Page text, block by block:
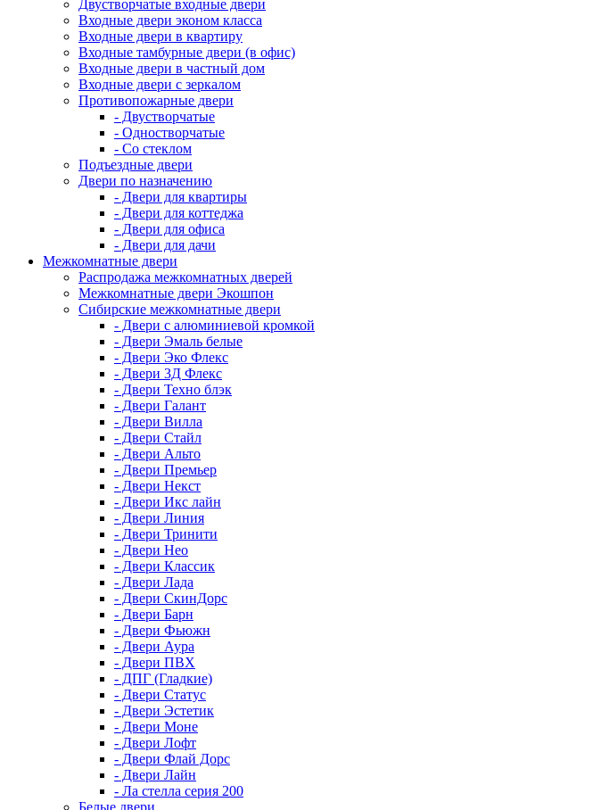
Двустворчатые входные двери
Входные двери эконом класса
Входные двери в квартиру
Входные тамбурные двери (в офис)
Входные двери в частный дом
Входные двери с зеркалом
Противопожарные двери
- Двустворчатые
- Одностворчатые
- Со стеклом
Подъездные двери
Двери по назначению
- Двери для квартиры
- Двери для коттеджа
- Двери для офиса
- Двери для дачи
Межкомнатные двери
Распродажа межкомнатных дверей
Межкомнатные двери Экошпон
Сибирские межкомнатные двери
- Двери с алюминиевой кромкой
- Двери Эмаль белые
- Двери Эко Флекс
- Двери 3Д Флекс
- Двери Техно блэк
- Двери Галант
- Двери Вилла
- Двери Стайл
- Двери Альто
- Двери Премьер
- Двери Некст
- Двери Икс лайн
- Двери Линия
- Двери Тринити
- Двери Нео
- Двери Классик
- Двери Лада
- Двери СкинДорс
- Двери Барн
- Двери Фьюжн
- Двери Аура
- Двери ПВХ
- ДПГ (Гладкие)
- Двери Статус
- Двери Эстетик
- Двери Моне
- Двери Лофт
- Двери Флай Дорс
- Двери Лайн
- Ла стелла серия 200
Белые двери